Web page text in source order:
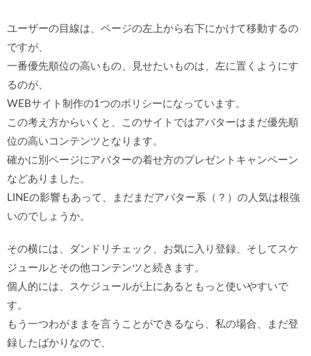
ユーザーの目線は、ページの左上から右下にかけて移動するの
ですが、
一番優先順位の高いもの、見せたいものは、左に置くようにす
るのが、
WEBサイト制作の1つのポリシーになっています。
この考え方からいくと、このサイトではアバターはまだ優先順
位の高いコンテンツとなります。
確かに別ページにアバターの着せ方のプレゼントキャンペーン
などありました。
LINEの影響もあって、まだまだアバター系（？）の人気は根強
いのでしょうか。
その横には、ダンドリチェック、お気に入り登録、そしてスケ
ジュールとその他コンテンツと続きます。
個人的には、スケジュールが上にあるともっと使いやすいで
す。
もう一つわがままを言うことができるなら、私の場合、まだ登
録したばかりなので、